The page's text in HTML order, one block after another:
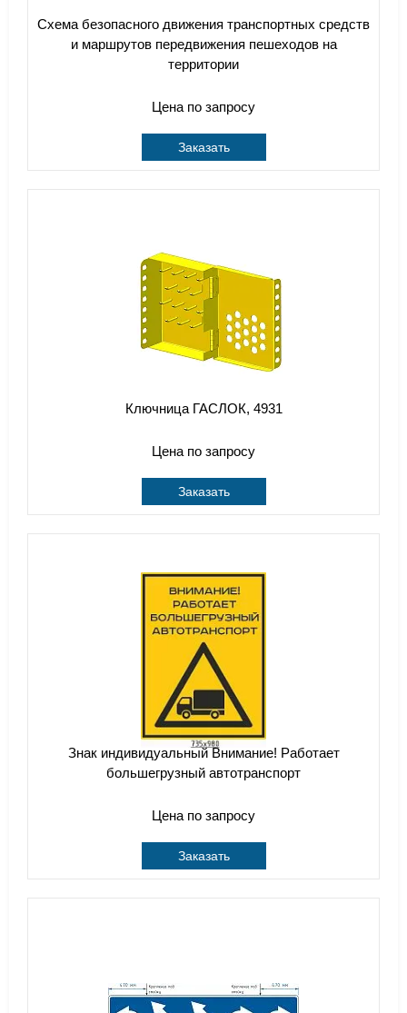
Схема безопасного движения транспортных средств
и маршрутов передвижения пешеходов на
территории
Цена по запросу
Заказать
Ключница ГАСЛОК, 4931
Цена по запросу
Заказать
Знак индивидуальный Внимание! Работает
большегрузный автотранспорт
Цена по запросу
Заказать